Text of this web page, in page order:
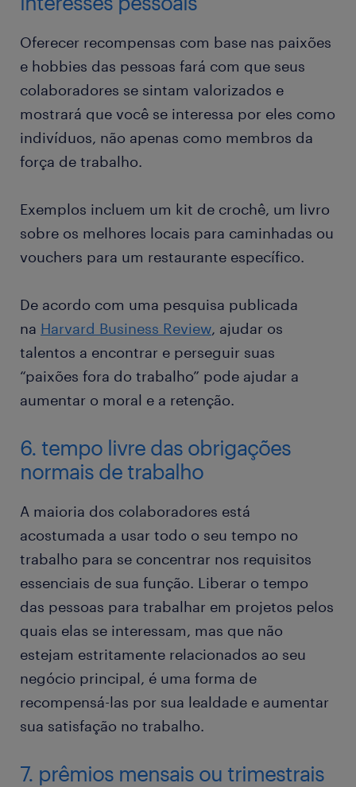
Oferecer recompensas com base nas paixões
e hobbies das pessoas fará com que seus
colaboradores se sintam valorizados e
mostrará que você se interessa por eles como
indivíduos, não apenas como membros da
força de trabalho.
Exemplos incluem um kit de crochê, um livro
sobre os melhores locais para caminhadas ou
vouchers para um restaurante específico.
De acordo com uma pesquisa publicada
na Harvard Business Review, ajudar os
talentos a encontrar e perseguir suas
“paixões fora do trabalho” pode ajudar a
aumentar o moral e a retenção.
6. tempo livre das obrigações
normais de trabalho
A maioria dos colaboradores está
acostumada a usar todo o seu tempo no
trabalho para se concentrar nos requisitos
essenciais de sua função. Liberar o tempo
das pessoas para trabalhar em projetos pelos
quais elas se interessam, mas que não
estejam estritamente relacionados ao seu
negócio principal, é uma forma de
recompensá-las por sua lealdade e aumentar
sua satisfação no trabalho.
7. prêmios mensais ou trimestrais